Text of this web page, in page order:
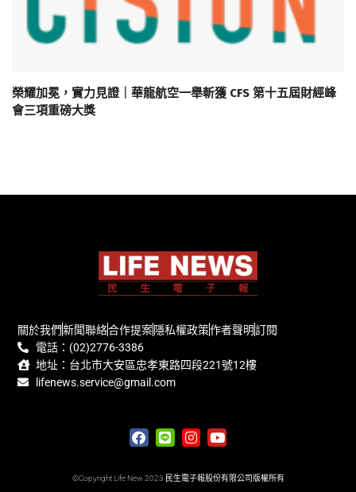
榮耀加冕，實力見證｜華龍航空一舉斬獲 CFS 第十五屆財經峰
會三項重磅大獎
關於我們新聞聯絡合作提案隱私權政策作者聲明訂閱
電話：(02)2776-3386
地址：台北市大安區忠孝東路四段221號12樓
lifenews.service@gmail.com
©Copyright Life New 2023 民生電子報股份有限公司版權所有